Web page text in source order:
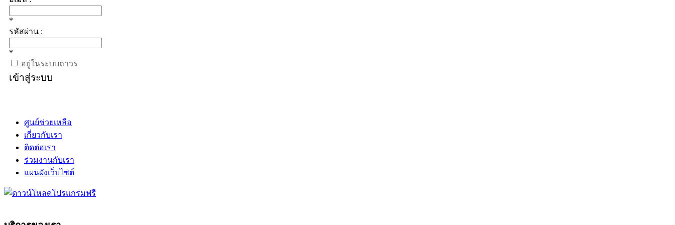
*
รหัสผ่าน :
*
อยู่ในระบบถาวร
เข้าสู่ระบบ
ศูนย์ช่วยเหลือ
เกี่ยวกับเรา
ติดต่อเรา
ร่วมงานกับเรา
แผนผังเว็บไซต์